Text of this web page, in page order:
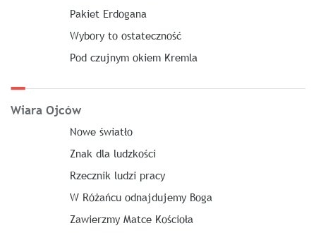
Pakiet Erdogana
Wybory to ostateczność
Pod czujnym okiem Kremla
Wiara Ojców
Nowe światło
Znak dla ludzkości
Rzecznik ludzi pracy
W Różańcu odnajdujemy Boga
Zawierzmy Matce Kościoła